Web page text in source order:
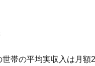
帯の平均実収入は月額